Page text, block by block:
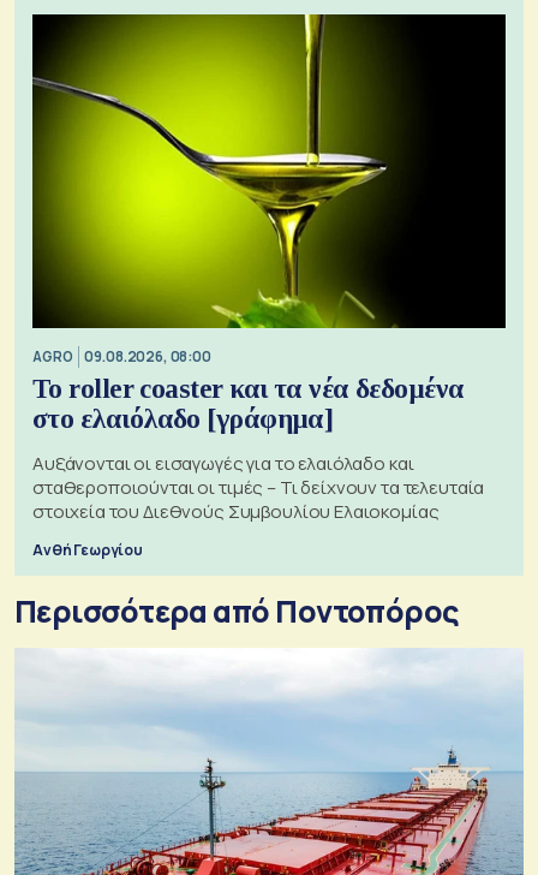
AGRO 09.08.2026, 08:00
Το roller coaster και τα νέα δεδομένα
στο ελαιόλαδο [γράφημα]
Αυξάνονται οι εισαγωγές για το ελαιόλαδο και
σταθεροποιούνται οι τιμές – Τι δείχνουν τα τελευταία
στοιχεία του Διεθνούς Συμβουλίου Ελαιοκομίας
Ανθή Γεωργίου
Περισσότερα από Ποντοπόρος